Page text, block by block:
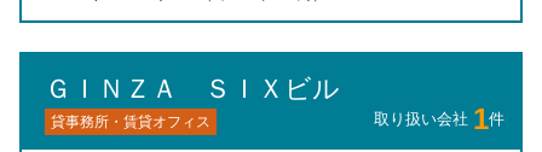
ＧＩＮＺＡ ＳＩＸビル
貸事務所・賃貸オフィス 取り扱い会社 1件